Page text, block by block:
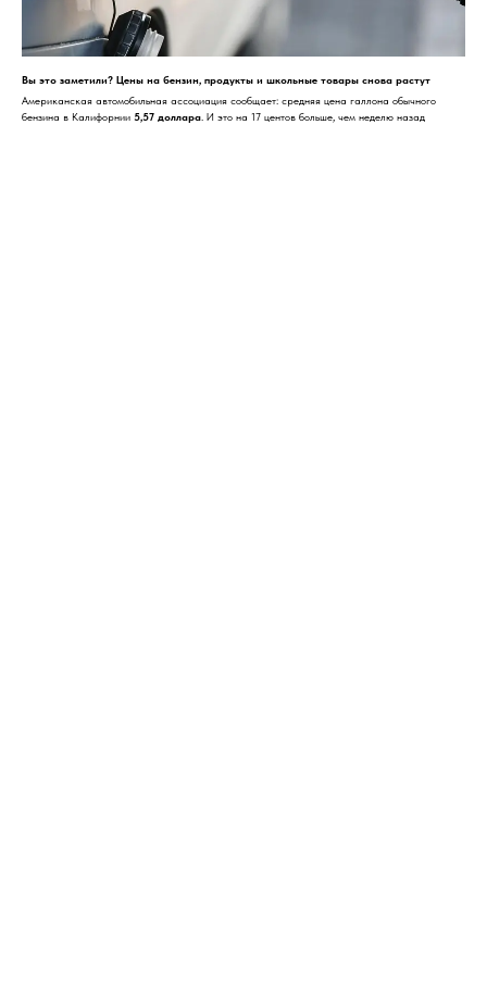
Вы это заметили? Цены на бензин, продукты и школьные товары снова растут
Американская автомобильная ассоциация сообщает: средняя цена галлона обычного
бензина в Калифорнии 5,57 доллара . И это на 17 центов больше, чем неделю назад